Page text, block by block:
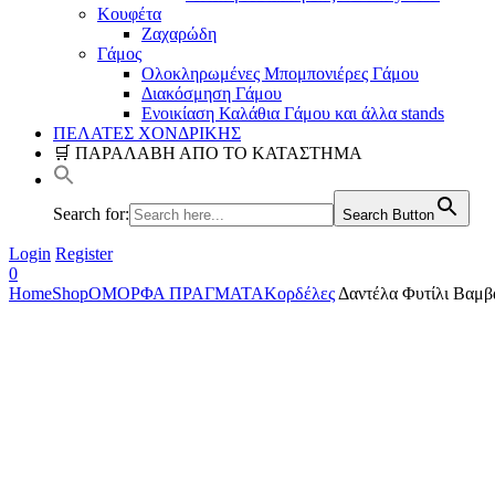
Κουφέτα
Ζαχαρώδη
Γάμος
Ολοκληρωμένες Μπομπονιέρες Γάμου
Διακόσμηση Γάμου
Ενοικίαση Καλάθια Γάμου και άλλα stands
ΠΕΛΑΤΕΣ ΧΟΝΔΡΙΚΗΣ
🛒 ΠΑΡΑΛΑΒΗ ΑΠΟ ΤΟ ΚΑΤΑΣΤΗΜΑ
Search for: Search Button
Login Register
0
HomeShopΟΜΟΡΦΑ ΠΡΑΓΜΑΤΑΚορδέλες Δαντέλα Φυτίλι